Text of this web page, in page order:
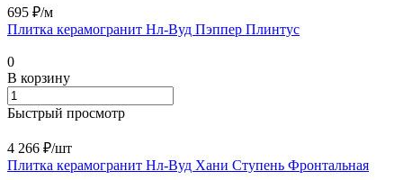
695 ₽/м
Плитка керамогранит Нл-Вуд Пэппер Плинтус
0
В корзину
Быстрый просмотр
4 266 ₽/шт
Плитка керамогранит Нл-Вуд Хани Ступень Фронтальная